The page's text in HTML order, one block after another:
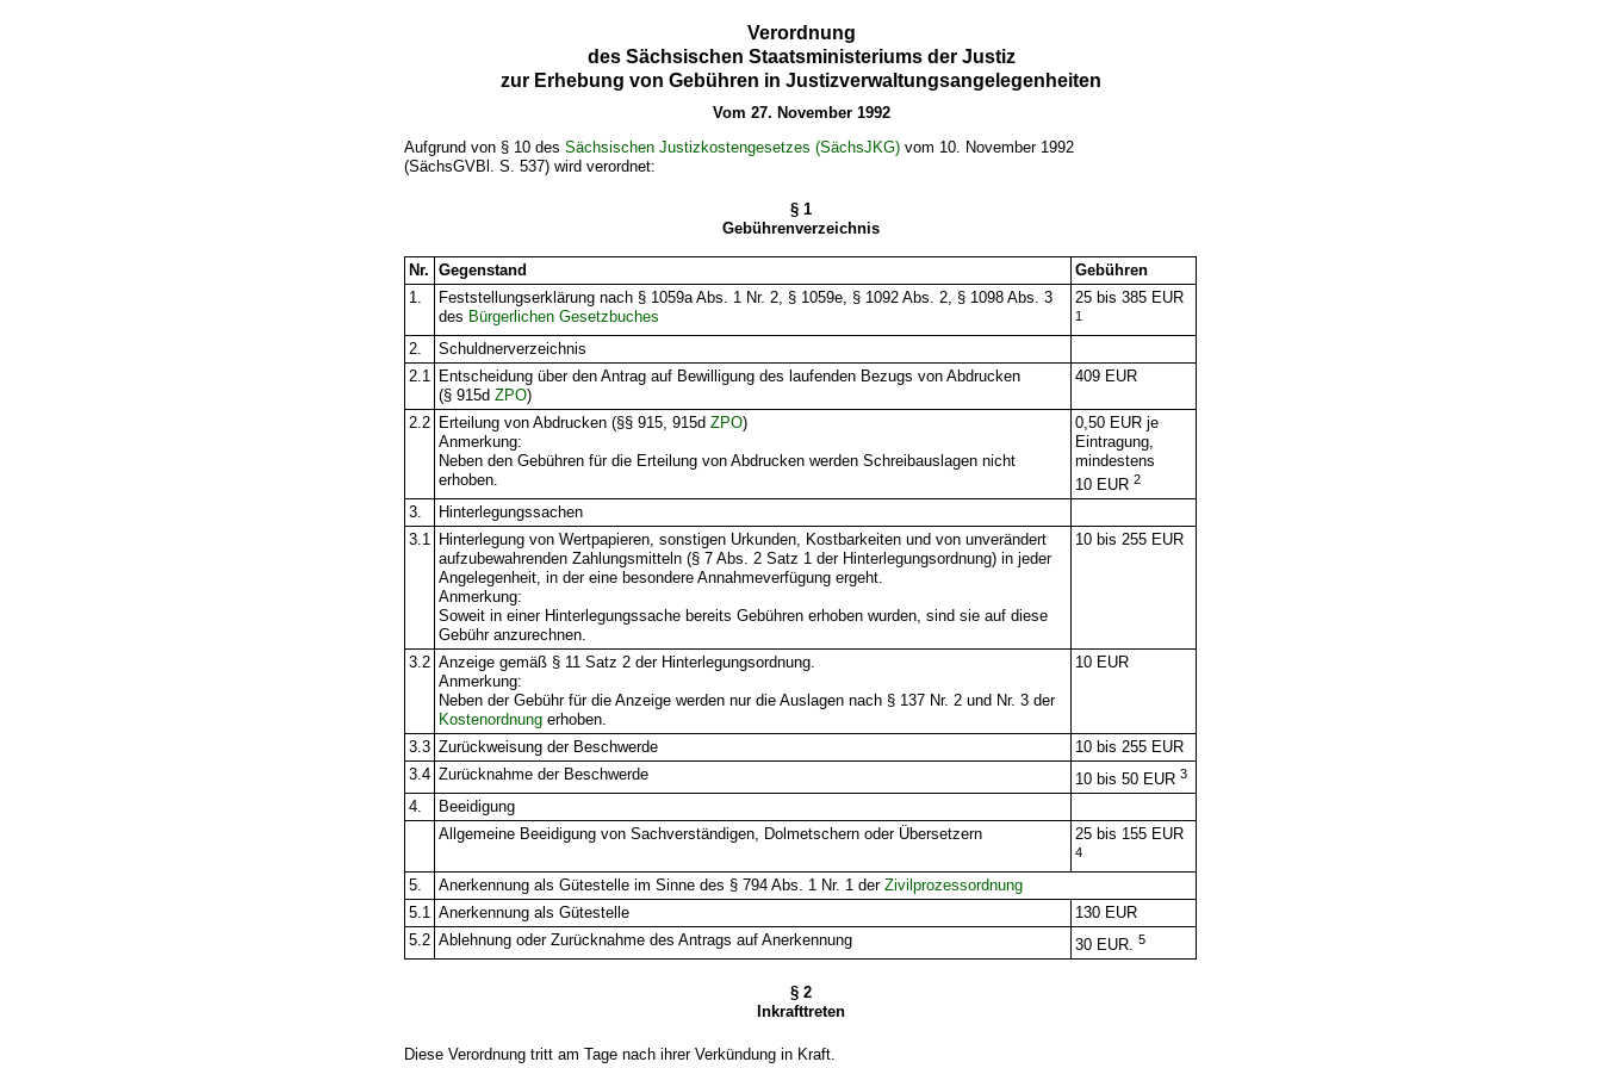
Verordnung
des Sächsischen Staatsministeriums der Justiz
zur Erhebung von Gebühren in Justizverwaltungsangelegenheiten
Vom 27. November 1992
Aufgrund von § 10 desSächsischen Justizkostengesetzes (SächsJKG) vom 10. November 1992
(SächsGVBl. S. 537) wird verordnet:
§ 1
Gebührenverzeichnis
Nr. Gegenstand
Gebühren
1.
Feststellungserklärung nach § 1059a Abs. 1 Nr. 2, § 1059e, § 1092 Abs. 2, § 1098 Abs. 3
des Bürgerlichen Gesetzbuches
25 bis 385 EUR
1
2.
Schuldnerverzeichnis
2.1 Entscheidung über den Antrag auf Bewilligung des laufenden Bezugs von Abdrucken
(§ 915dZPO)
409 EUR
2.2 Erteilung von Abdrucken (§§ 915, 915dZPO)
Anmerkung:
Neben den Gebühren für die Erteilung von Abdrucken werden Schreibauslagen nicht
erhoben.
0,50 EUR je
Eintragung,
mindestens
10 EUR2
3.
Hinterlegungssachen
3.1 Hinterlegung von Wertpapieren, sonstigen Urkunden, Kostbarkeiten und von unverändert
aufzubewahrenden Zahlungsmitteln (§ 7 Abs. 2 Satz 1 der Hinterlegungsordnung) in jeder
Angelegenheit, in der eine besondere Annahmeverfügung ergeht.
Anmerkung:
Soweit in einer Hinterlegungssache bereits Gebühren erhoben wurden, sind sie auf diese
Gebühr anzurechnen.
10 bis 255 EUR
3.2 Anzeige gemäß § 11 Satz 2 der Hinterlegungsordnung.
Anmerkung:
Neben der Gebühr für die Anzeige werden nur die Auslagen nach § 137 Nr. 2 und Nr. 3 der
Kostenordnung erhoben.
10 EUR
3.3 Zurückweisung der Beschwerde
10 bis 255 EUR
3.4 Zurücknahme der Beschwerde 10 bis 50 EUR3
4.
Beeidigung
Allgemeine Beeidigung von Sachverständigen, Dolmetschern oder Übersetzern
25 bis 155 EUR
4
5. Anerkennung als Gütestelle im Sinne des § 794 Abs. 1 Nr. 1 derZivilprozessordnung
5.1 Anerkennung als Gütestelle
130 EUR
5.2 Ablehnung oder Zurücknahme des Antrags auf Anerkennung 30 EUR.5
§ 2
Inkrafttreten
Diese Verordnung tritt am Tage nach ihrer Verkündung in Kraft.